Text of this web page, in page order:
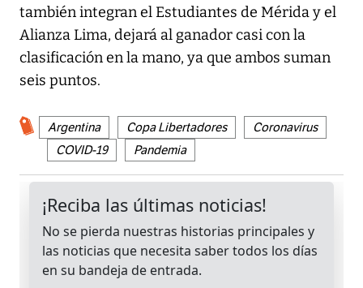
también integran el Estudiantes de Mérida y el
Alianza Lima, dejará al ganador casi con la
clasificación en la mano, ya que ambos suman
seis puntos.
Argentina Copa Libertadores
Coronavirus
COVID-19
Pandemia